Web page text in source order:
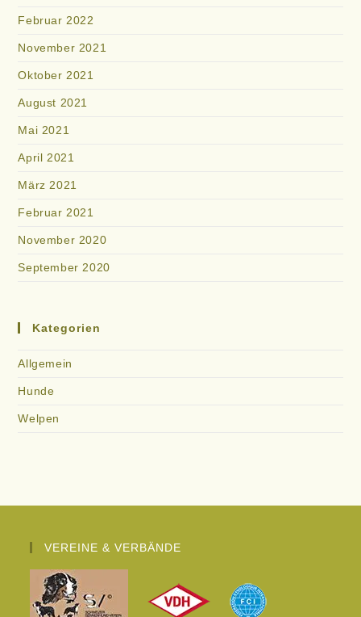
Februar 2022
November 2021
Oktober 2021
August 2021
Mai 2021
April 2021
März 2021
Februar 2021
November 2020
September 2020
Kategorien
Allgemein
Hunde
Welpen
VEREINE & VERBÄNDE